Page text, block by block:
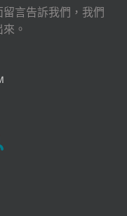
言告訴我們，我們
。